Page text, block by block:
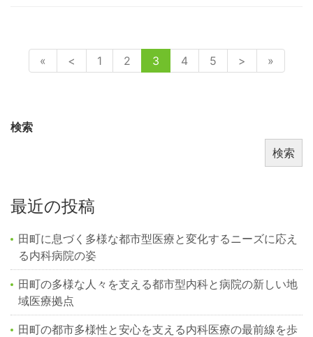
« < 1 2 3 4 5 > »
検索
検索
最近の投稿
田町に息づく多様な都市型医療と変化するニーズに応え
る内科病院の姿
田町の多様な人々を支える都市型内科と病院の新しい地
域医療拠点
田町の都市多様性と安心を支える内科医療の最前線を歩